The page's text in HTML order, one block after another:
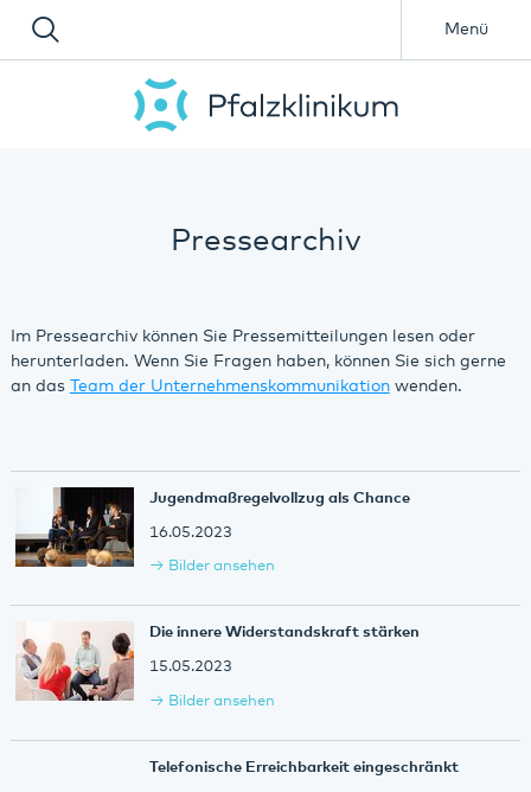
Menü
Pressearchiv
Im Pressearchiv können Sie Pressemitteilungen lesen oder
herunterladen. Wenn Sie Fragen haben, können Sie sich gerne
an das Team der Unternehmenskommunikationwenden.
Jugendmaßregelvollzug als Chance
16.05.2023
Bilder ansehen
Die innere Widerstandskraft stärken
15.05.2023
Bilder ansehen
Telefonische Erreichbarkeit eingeschränkt